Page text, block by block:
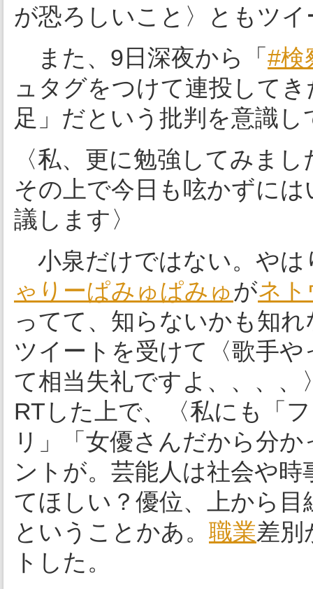
が恐ろしいこと〉ともツ
また、9日深夜から「 #検
ュタグをつけて連投してき
足」だという批判を意識
〈私、更に勉強してみま
その上で今日も呟かずに
議します〉
小泉だけではない。やは
ゃりーぱみゅぱみゅがネ
ってて、知らないかも知
ツイートを受けて〈歌手
て相当失礼ですよ、、、
RTした上で、〈私にも「
リ」「女優さんだから分
ントが。芸能人は社会や
てほしい？優位、上から
ということかあ。 職業差別
トした。